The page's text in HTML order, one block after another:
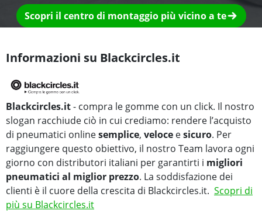
Scopri il centro di montaggio più vicino a te
Informazioni su Blackcircles.it
Blackcircles.it- compra le gomme con un click. Il nostro
slogan racchiude ciò in cui crediamo: rendere l’acquisto
di pneumatici onlinesemplice, veloce esicuro. Per
raggiungere questo obiettivo, il nostro Team lavora ogni
giorno con distributori italiani per garantirti i migliori
pneumatici al miglior prezzo. La soddisfazione dei
clienti è il cuore della crescita di Blackcircles.it. Scopri di
più su Blackcircles.it